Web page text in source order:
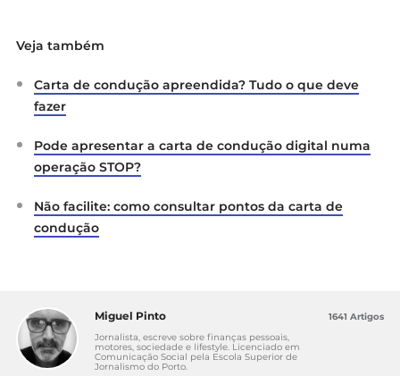
Veja também
Carta de condução apreendida? Tudo o que deve
fazer
Pode apresentar a carta de condução digital numa
operação STOP?
Não facilite: como consultar pontos da carta de
condução
Miguel Pinto
Jornalista, escreve sobre finanças pessoais,
motores, sociedade e lifestyle. Licenciado em
Comunicação Social pela Escola Superior de
Jornalismo do Porto.
1641 Artigos